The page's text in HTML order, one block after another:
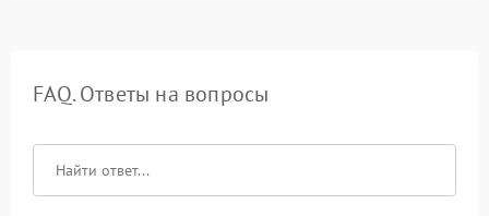
FAQ. Ответы на вопросы